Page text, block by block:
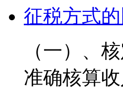
征税方式
（一）、
准确核算